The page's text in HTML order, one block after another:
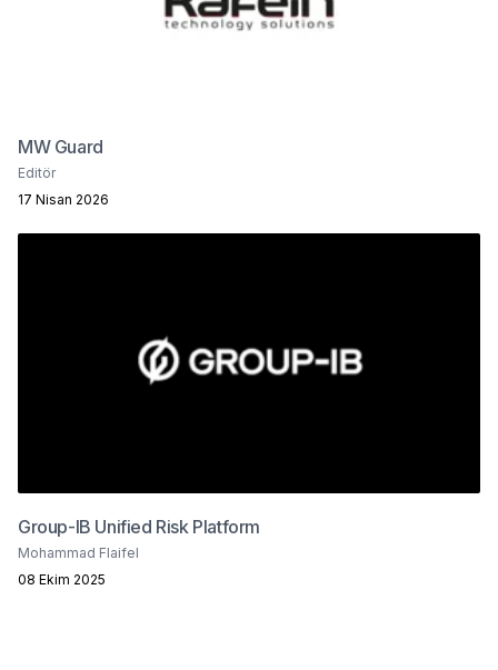
MW Guard
Editör
17 Nisan 2026
Group-IB Unified Risk Platform
Mohammad Flaifel
08 Ekim 2025